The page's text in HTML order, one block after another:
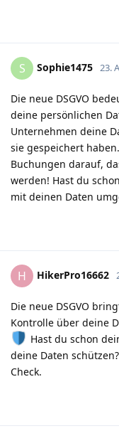
S Sophie1475 23.
Die neue DSGVO
deine persönlichen
Unternehmen deine
sie gespeichert
Buchungen darauf,
werden! Hast du
mit deinen Daten
H HikerPro16662
Die neue DSGVO
Kontrolle über deine
Hast du schon
deine Daten
Check.